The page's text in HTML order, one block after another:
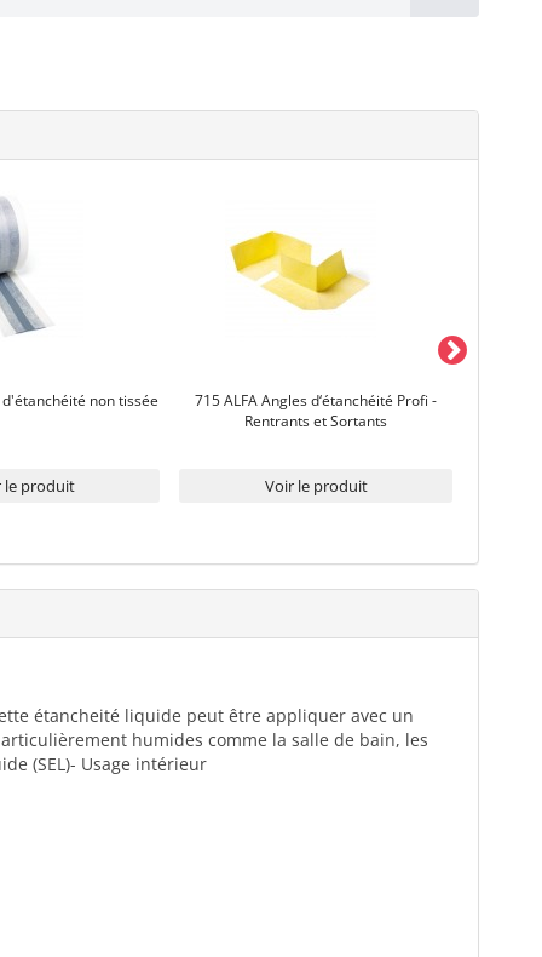
d'étanchéité non tissée
le produit
715 ALFA Angles d‘étanchéité Profi -
Rentrants et Sortants
Voir le produit
étancheité liquide peut être appliquer avec un
humides comme la salle de bain, les
(SEL)- Usage intérieur